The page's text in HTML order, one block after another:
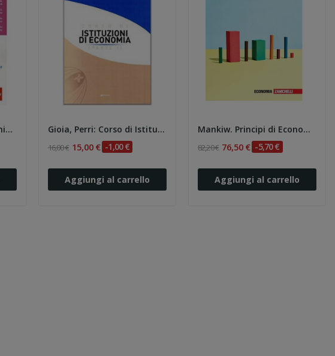
Frank. Principi di Economia 5e Gioia, Perri: Corso di Istituzioni di Economia...
16,00 € 15,00 € -1,00 €
Aggiungi al carrello
Mankiw. Principi di Economia 9e
82,20 € 76,50 € -5,70 €
Aggiungi al carrello